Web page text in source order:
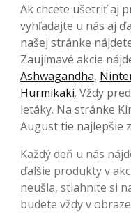
Ak chcete ušetriť aj
vyhľadajte u nás aj
našej stránke
Zaujímavé akcie
Ashwagandha,
Hurmikaki. Vždy
letáky. Na stránke
August tie najlepšie
Každý deň u nás
ďalšie produkty v
neušla, stiahnite si
budete vždy v